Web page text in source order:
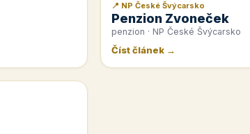
📰 PR článek
📍 NP České Švýcarsko
Penzion Zvoneček
penzion · NP České Švýcarsko
Číst článek →